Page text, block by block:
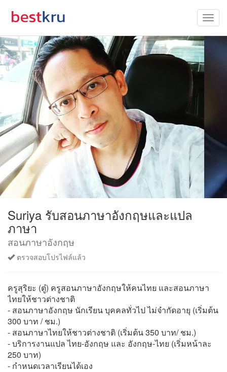
Suriya รับสอนภาษาอังกฤษและแปล
ภาษา
สอนภาษาอังกฤษ
ตรวจสอบโปรไฟล์แล้ว
ครูสุริยะ (ตู๋) ครูสอนภาษาอังกฤษให้คนไทย และสอนภาษา
ไทยให้ชาวต่างชาติ
- สอนภาษาอังกฤษ นักเรียน บุคคลทั่วไป ไม่จำกัดอายุ (เริ่มต้น
300 บาท / ชม.)
- สอนภาษาไทยให้ชาวต่างชาติ (เริ่มต้น 350 บาท/ ชม.)
- บริการงานแปล ไทย-อังกฤษ และ อังกฤษ-ไทย (เริ่มหน้าละ
250 บาท)
- กำหนดเวลาเรียนได้เอง